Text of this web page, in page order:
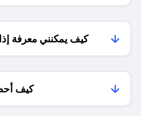
كيف يمكنني معرفة
كيف